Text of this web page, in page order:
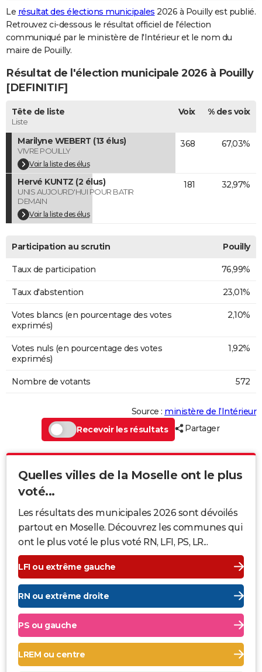
Destinations
City break
Voyage nature
Voyage de noces
Forum
Climat
+
PHOTO
GUIDES D'ACHAT
CARTE DE VOEUX
Carte de Noël
Carte Bonne année
Carte Saint-Valentin
Carte Pâques
Carte d'anniversaire
DICTIONNAIRE
PROGRAMME TV
COPAINS D'AVANT
S'inscrire
Se connecter
Lycées
Collèges
Primaires
Universités
Entreprises
Service militaire
Avis de recherche
AVIS DE DÉCÈS
FORUM
Bricolage
Lifestyle
Culture
Sport
Auto
Television
Voyage
Cinema
Le résultat des élections municipales 2026 à Pouilly est publié.
Retrouvez ci-dessous le résultat officiel de l'élection
communiqué par le ministère de l'Intérieur et le nom du
maire de Pouilly.
Résultat de l'élection municipale 2026 à Pouilly
[DEFINITIF]
Tête de liste
Liste
Voix % des voix
Marilyne WEBERT (13 élus)
VIVRE POUILLY
Voir la liste des élus
368 67,03%
Hervé KUNTZ (2 élus)
UNIS AUJOURD'HUI POUR BATIR
DEMAIN
Voir la liste des élus
181 32,97%
Participation au scrutin Pouilly
Taux de participation 76,99%
Taux d'abstention 23,01%
Votes blancs (en pourcentage des votes
exprimés)
2,10%
Votes nuls (en pourcentage des votes
exprimés)
1,92%
Nombre de votants 572
Source : ministère de l’Intérieur
Recevoir les résultats
Partager
Quelles villes de la Moselle ont le plus
voté...
Les résultats des municipales 2026 sont dévoilés
partout en Moselle. Découvrez les communes qui
ont le plus voté le plus voté RN, LFI, PS, LR...
LFI ou extrême gauche
RN ou extrême droite
PS ou gauche
LREM ou centre